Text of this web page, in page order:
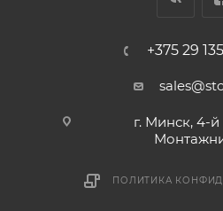
+375 29
г. Минск, 4-
ПОЛИТИКА